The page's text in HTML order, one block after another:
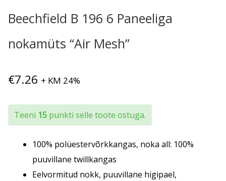
Beechfield B 196 6 Paneeliga
nokamüts “Air Mesh”
€7.26 + KM 24%
Teeni 15 punkti selle toote ostuga.
100% polüestervõrkkangas, noka all: 100%
puuvillane twillkangas
Eelvormitud nokk, puuvillane higipael,